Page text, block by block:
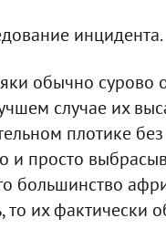
инцидента.
обычно сурово
случае их
плотике
и просто
большинство
то их фактически